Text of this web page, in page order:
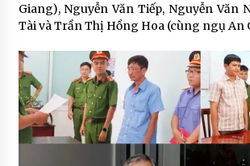
Giang), Nguyễn Văn Tiếp, Nguyễn Văn
Tài và Trần Thị Hồng Hoa (cùng ngụ An